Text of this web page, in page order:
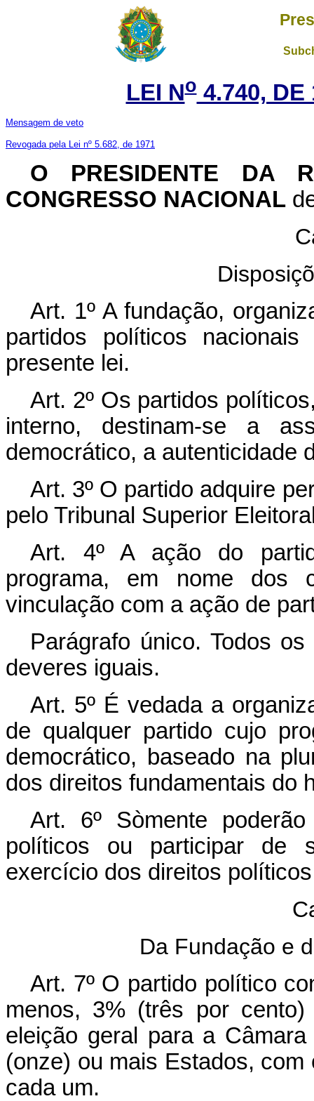
LEI No4.740, DE
Mensagem de veto
Revogada pela Lei nº 5.682, de 1971
O PRESIDENTE DA
CONGRESSO NACIONAL
Art. 1º A fundação,
partidos políticos
presente lei.
Art. 2º Os partidos
interno, destinam-se a
democrático, a autenticidade
Art. 3º O partido adquire
pelo Tribunal Superior
Art. 4º A ação do
programa, em nome dos
vinculação com a ação de
Parágrafo único. Todos
deveres iguais.
Art. 5º É vedada a
de qualquer partido cujo
democrático, baseado na
dos direitos fundamentais do
Art. 6º Sòmente
políticos ou participar de
exercício dos direitos
Da Fundação e
Art. 7º O partido político
menos, 3% (três por
eleição geral para a
(onze) ou mais Estados,
cada um.